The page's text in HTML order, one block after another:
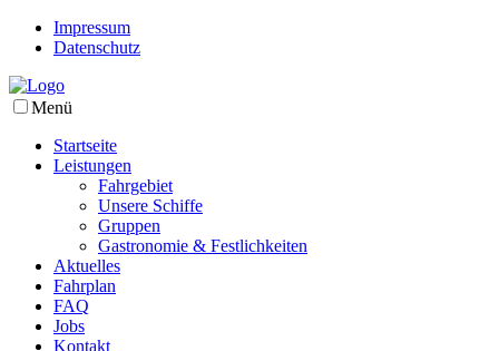
Impressum
Datenschutz
Menü
Startseite
Leistungen
Fahrgebiet
Unsere Schiffe
Gruppen
Gastronomie & Festlichkeiten
Aktuelles
Fahrplan
FAQ
Jobs
Kontakt